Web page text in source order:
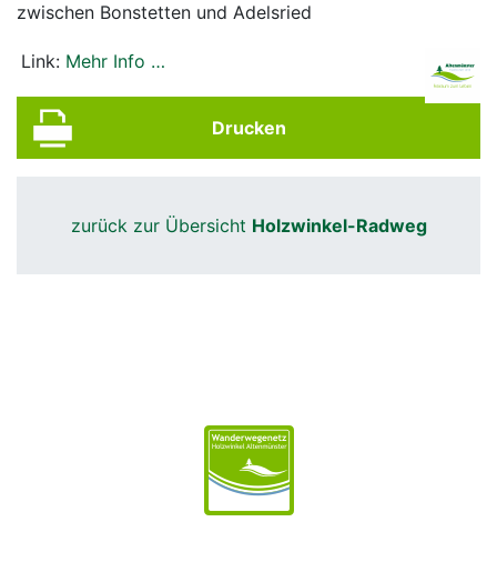
zwischen Bonstetten und Adelsried
Link: Mehr Info …
Drucken
zurück zur Übersicht Holzwinkel-Radweg